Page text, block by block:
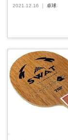
2021.12.16 卓球